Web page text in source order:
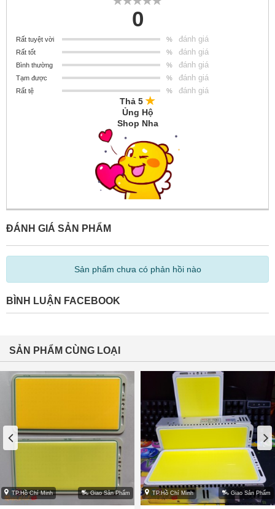
0
Rất tuyệt vời % đánh giá
Rất tốt % đánh giá
Bình thường % đánh giá
Tạm được % đánh giá
Rất tệ % đánh giá
Thả 5
Ủng Hộ
Shop Nha
ĐÁNH GIÁ SẢN PHẨM
Sản phẩm chưa có phản hồi nào
BÌNH LUẬN FACEBOOK
SẢN PHẨM CÙNG LOẠI
TP.Hồ Chí Minh Giao Sản Phẩm TP.Hồ Chí Minh Giao Sản Phẩm